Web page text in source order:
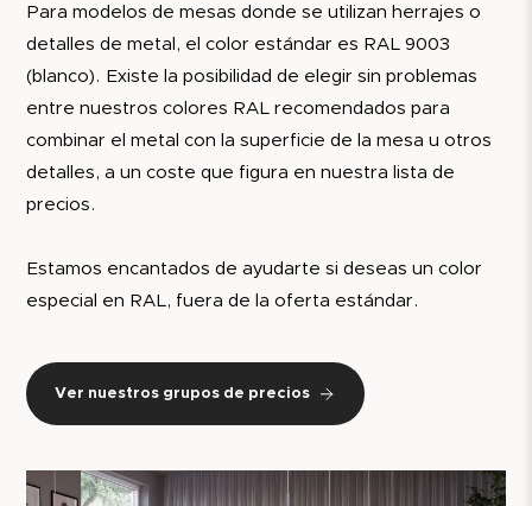
Para modelos de mesas donde se utilizan herrajes o
detalles de metal, el color estándar es RAL 9003
(blanco). Existe la posibilidad de elegir sin problemas
entre nuestros colores RAL recomendados para
combinar el metal con la superficie de la mesa u otros
detalles, a un coste que figura en nuestra lista de
precios.
Estamos encantados de ayudarte si deseas un color
especial en RAL, fuera de la oferta estándar.
Ver nuestros grupos de precios